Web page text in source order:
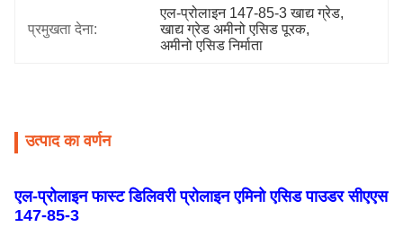
प्रमुखता देना:
एल-प्रोलाइन 147-85-3 खाद्य ग्रेड,
खाद्य ग्रेड अमीनो एसिड पूरक,
अमीनो एसिड निर्माता
उत्पाद का वर्णन
एल-प्रोलाइन फास्ट डिलिवरी प्रोलाइन एमिनो एसिड पाउडर सीएएस
147-85-3